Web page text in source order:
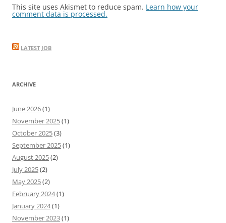
This site uses Akismet to reduce spam. Learn how your
comment data is processed.
LATEST JOB
ARCHIVE
June 2026(1)
November 2025(1)
October 2025(3)
September 2025(1)
August 2025(2)
July 2025(2)
May 2025(2)
February 2024(1)
January 2024(1)
November 2023(1)